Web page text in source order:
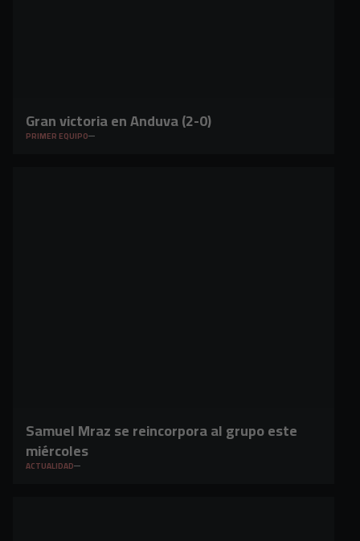
Gran victoria en Anduva (2-0)
PRIMER EQUIPO
Samuel Mraz se reincorpora al grupo este
miércoles
ACTUALIDAD